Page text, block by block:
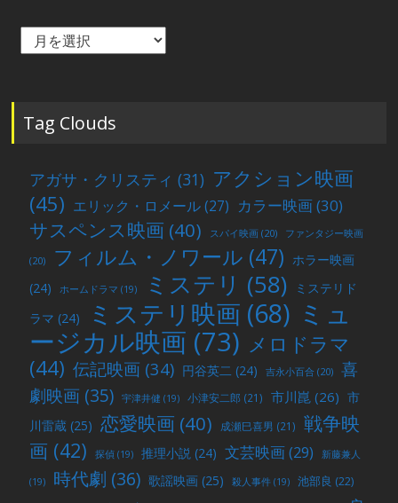
毎
稿
Tag Clouds
アガサ・クリスティ (31) アクション映画
(45) エリック・ロメール(27) カラー映画(30)
サスペンス映画 (40) スパイ映画 (20) ファンタジー映画
(20) フィルム・ノワール (47) ホラー映画
(24)
ホームドラマ (19) ミステリ (58)
ミステリド
ラマ (24) ミステリ映画 (68) ミュ
ージカル映画 (73) メロドラマ
(44) 伝記映画 (34) 円谷英二 (24) 吉永小百合 (20)
喜
劇映画 (35) 宇津井健 (19) 小津安二郎 (21) 市川崑 (26) 市
川雷蔵 (25) 恋愛映画 (40) 成瀬巳喜男 (21)
戦争映
画 (42) 探偵 (19) 推理小説 (24) 文芸映画(29) 新藤兼人
(19) 時代劇 (36) 歌謡映画 (25) 殺人事件 (19) 池部良 (22)